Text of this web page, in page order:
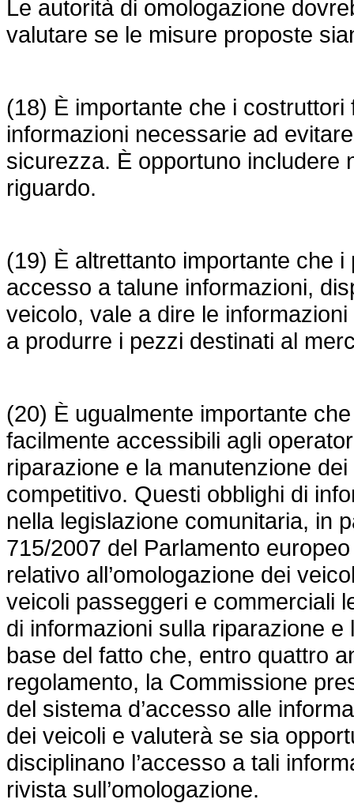
Le autorità di omologazione
valutare se le misure proposte
(18) È importante che i
informazioni necessarie ad
sicurezza. È opportuno includere
riguardo.
(19) È altrettanto importante che
accesso a talune informazioni,
veicolo, vale a dire le
a produrre i pezzi destinati al
(20) È ugualmente importante
facilmente accessibili agli
riparazione e la manutenzione
competitivo. Questi obblighi di
nella legislazione comunitaria, in
715/2007 del Parlamento
relativo all’omologazione dei
veicoli passeggeri e commerciali
di informazioni sulla riparazione
base del fatto che, entro quattro
regolamento, la Commissione
del sistema d’accesso alle
dei veicoli e valuterà se sia
disciplinano l’accesso a tali
rivista sull’omologazione.